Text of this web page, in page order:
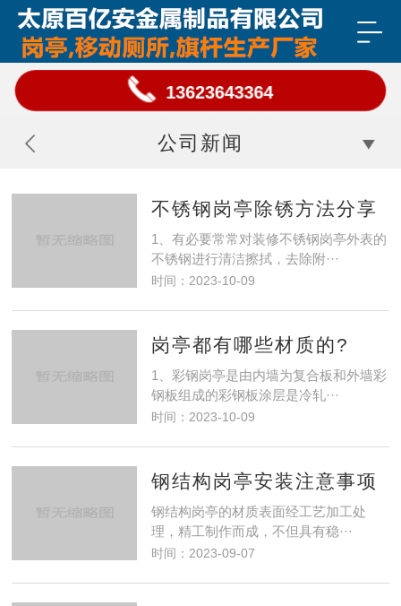
13623643364
公司新闻
不锈钢岗亭除锈方法分享
1、有必要常常对装修不锈钢岗亭外表的
不锈钢进行清洁擦拭，去除附···
时间：2023-10-09
岗亭都有哪些材质的?
1、彩钢岗亭是由内墙为复合板和外墙彩
钢板组成的彩钢板涂层是冷轧···
时间：2023-10-09
钢结构岗亭安装注意事项
钢结构岗亭的材质表面经工艺加工处
理，精工制作而成，不但具有稳···
时间：2023-09-07